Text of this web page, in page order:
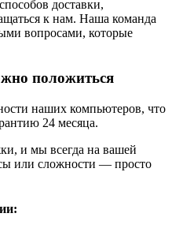
доставки,
к нам. Наша команда
вопросами, которые
положиться
наших компьютеров, что
24 месяца.
и мы всегда на вашей
или сложности — просто